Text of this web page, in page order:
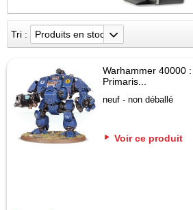
Tri : Produits en stock
Warhammer 40000
Primaris...
neuf - non déballé
Voir ce produit